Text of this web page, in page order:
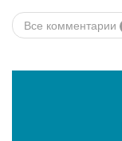
Все комментарии